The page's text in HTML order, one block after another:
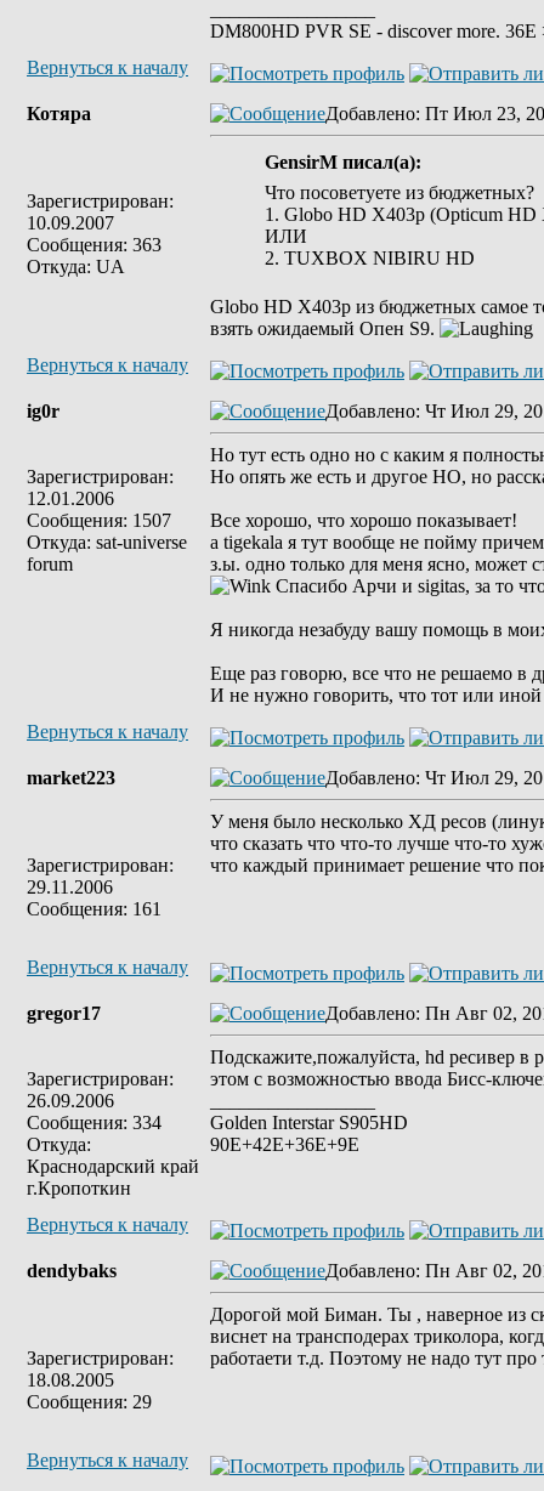
DM800HD PVR SE - discover more.
Вернуться к началу
Котяра
Зарегистрирован:
10.09.2007
Сообщения: 363
Откуда: UA
Добавлено: Пт Июл 23,
GensirM писал(а):
Что посоветуете из бюджетных?
1. Globo HD X403p (Opticum HD
ИЛИ
2. TUXBOX NIBIRU HD
Globo HD X403p из бюджетных самое
взять ожидаемый Опен S9.
Вернуться к началу
ig0r
Зарегистрирован:
12.01.2006
Сообщения: 1507
Откуда: sat-universe
forum
Добавлено: Чт Июл 29,
Но тут есть одно но с каким я
Но опять же есть и другое НО, но
Все хорошо, что хорошо показывает!
а tigekala я тут вообще не пойму
з.ы. одно только для меня ясно, может
Спасибо Арчи и sigitas, за то
Я никогда незабуду вашу помощь в
Еще раз говорю, все что не решаемо в
И не нужно говорить, что тот или
Вернуться к началу
market223
Зарегистрирован:
29.11.2006
Сообщения: 161
Добавлено: Чт Июл 29,
У меня было несколько ХД ресов
что сказать что что-то лучше что-то
что каждый принимает решение что
Вернуться к началу
gregor17
Зарегистрирован:
26.09.2006
Сообщения: 334
Откуда:
Краснодарский край
г.Кропоткин
Добавлено: Пн Авг 02,
Подскажите,пожалуйста, hd ресивер
этом с возможностью ввода Бисс-
Golden Interstar S905HD
90E+42Е+36Е+9E
Вернуться к началу
dendybaks
Зарегистрирован:
18.08.2005
Сообщения: 29
Добавлено: Пн Авг 02,
Дорогой мой Биман. Ты , наверное из
виснет на трансподерах триколора,
работаети т.д. Поэтому не надо тут
Вернуться к началу